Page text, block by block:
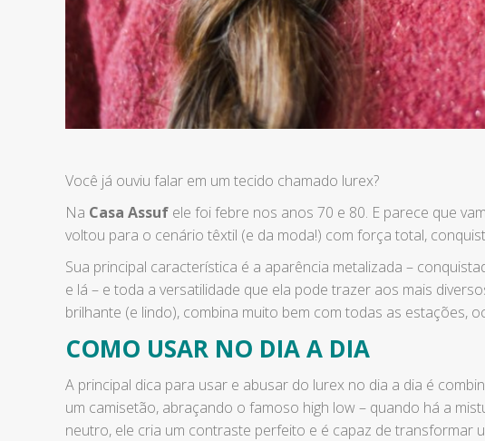
Você já ouviu falar em um tecido chamado lurex?
Na Casa Assuf ele foi febre nos anos 70 e 80. E parece que
voltou para o cenário têxtil (e da moda!) com força total,
Sua principal característica é a aparência metalizada –
e lá – e toda a versatilidade que ela pode trazer aos mais
brilhante (e lindo), combina muito bem com todas as estações,
COMO USAR NO DIA A DIA
A principal dica para usar e abusar do lurex no dia a dia é
um camisetão, abraçando o famoso high low – quando há a
neutro, ele cria um contraste perfeito e é capaz de transformar